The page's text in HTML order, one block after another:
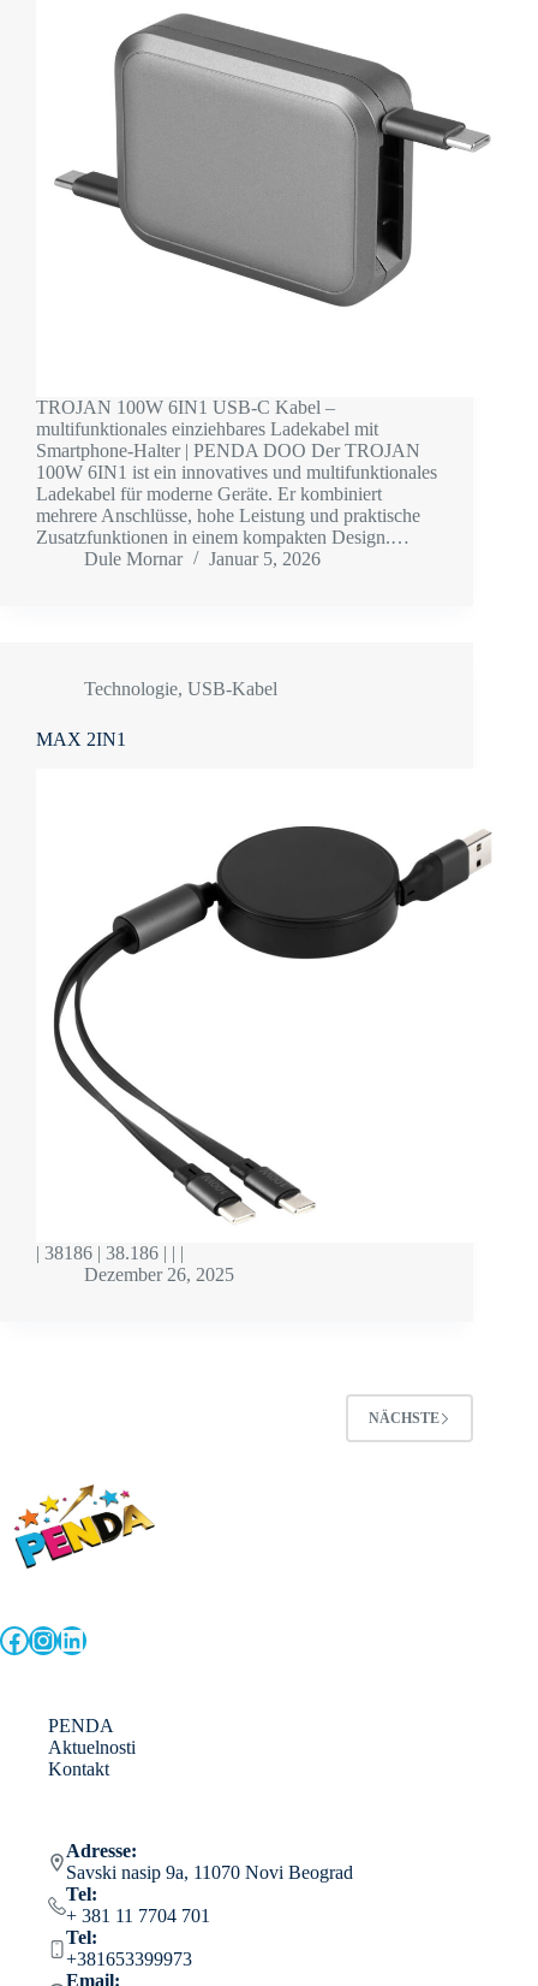
TROJAN 100W 6IN1 USB-C Kabel –
multifunktionales einziehbares Ladekabel mit
Smartphone-Halter | PENDA DOO Der TROJAN
100W 6IN1 ist ein innovatives und multifunktionales
Ladekabel für moderne Geräte. Er kombiniert
mehrere Anschlüsse, hohe Leistung und praktische
Zusatzfunktionen in einem kompakten Design.…
Dule Mornar
Januar 5, 2026
Technologie, USB-Kabel
MAX 2IN1
| 38186 | 38.186 | | |
Dezember 26, 2025
NÄCHSTE
Facebook
Instagram
LinkedIn
PENDA
Aktuelnosti
Kontakt
Adresse:
Savski nasip 9a, 11070 Novi Beograd
Tel:
+ 381 11 7704 701
Tel:
+381653399973
Email: